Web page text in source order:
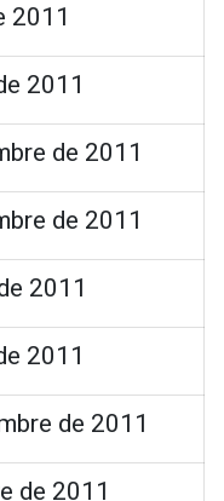
2011
2011
de 2011
de 2011
2011
2011
de 2011
de 2011